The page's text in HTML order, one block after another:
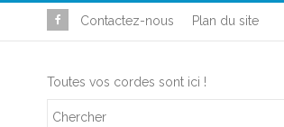
Contactez-nous Plan du site
Toutes vos cordes sont ici !